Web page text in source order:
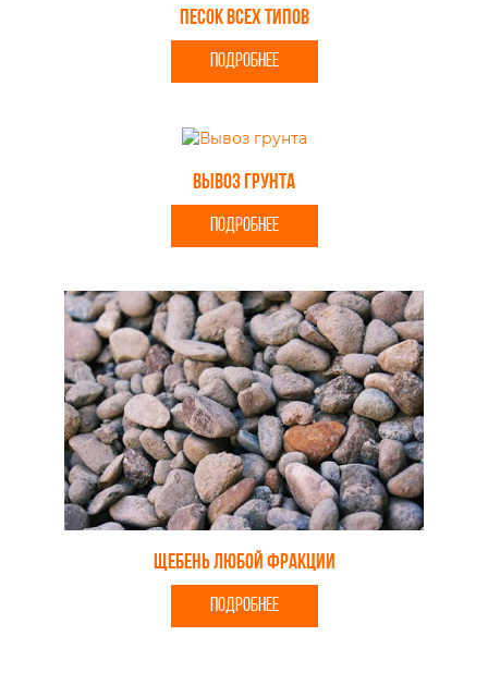
Песок всех типов
ПОДРОБНЕЕ
Вывоз грунта
ПОДРОБНЕЕ
Щебень любой фракции
ПОДРОБНЕЕ